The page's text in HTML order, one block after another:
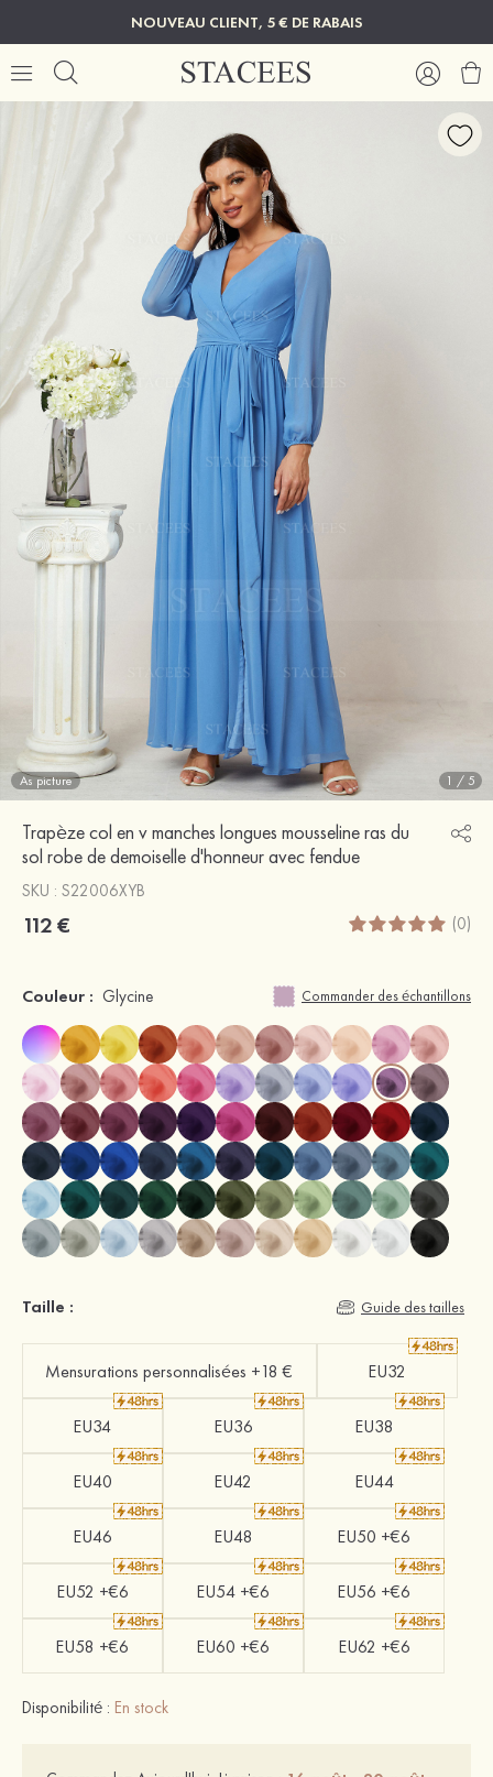
NOUVEAU CLIENT, 5 € DE RABAIS
As picture 1 / 5
Trapèze col en v manches longues mousseline ras du
sol robe de demoiselle d'honneur avec fendue
SKU : S22006XYB
112 € (0)
Couleur : Glycine Commander des échantillons
Taille : Guide des tailles
Mensurations personnalisées +18 € EU32
EU34 EU36 EU38
EU40 EU42 EU44
EU46 EU48 EU50 +€6
EU52 +€6 EU54 +€6 EU56 +€6
EU58 +€6 EU60 +€6 EU62 +€6
Disponibilité : En stock